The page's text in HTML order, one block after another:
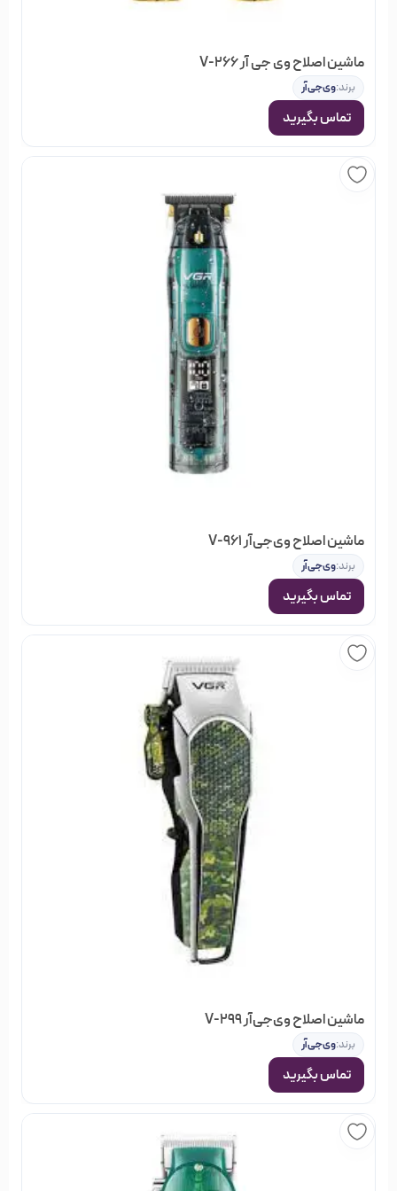
ماشین اصلاح وی جی آر V-266
برند:وی‌جی‌آر
تماس بگیرید
ماشین اصلاح وی‌جی‌آر V-961
برند:وی‌جی‌آر
تماس بگیرید
ماشین اصلاح وی‌جی‌آر V-299
برند:وی‌جی‌آر
تماس بگیرید